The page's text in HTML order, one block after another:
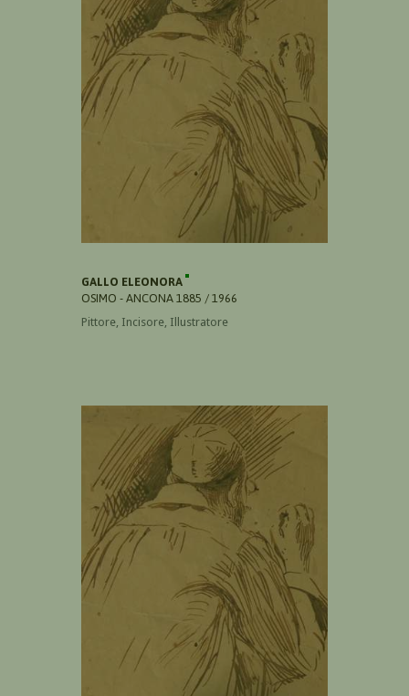
GALLO ELEONORA
OSIMO - ANCONA 1885 / 1966
Pittore, Incisore, Illustratore